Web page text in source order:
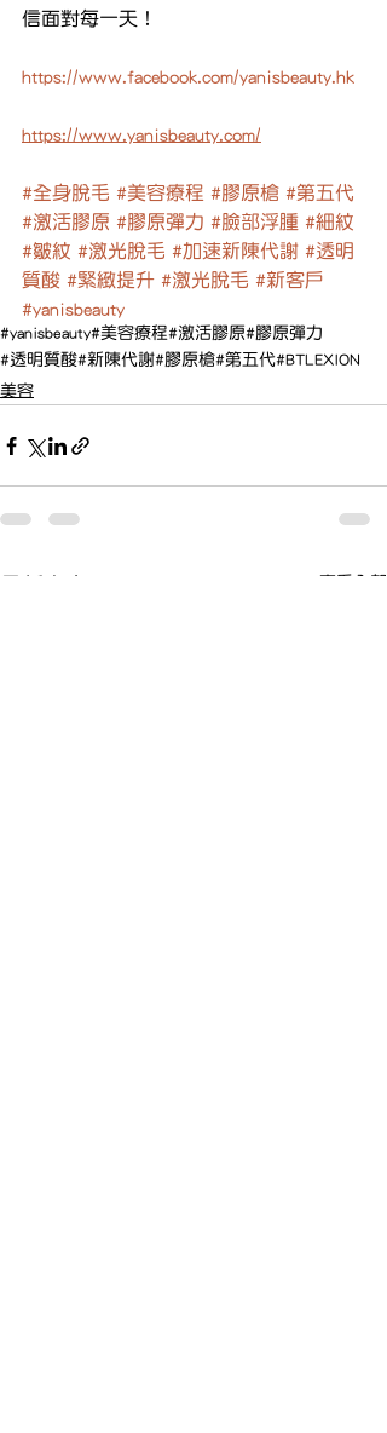
信面對每一天！
https://www.facebook.com/yanisbeauty.hk
https://www.yanisbeauty.com/
#全身脫毛 #美容療程 #膠原槍 #第五代
#激活膠原 #膠原彈力 #臉部浮腫 #細紋
#皺紋 #激光脫毛 #加速新陳代謝 #透明
質酸 #緊緻提升 #激光脫毛 #新客戶
#yanisbeauty
#yanisbeauty#美容療程#激活膠原#膠原彈力
#透明質酸#新陳代謝#膠原槍#第五代#BTLEXION
美容